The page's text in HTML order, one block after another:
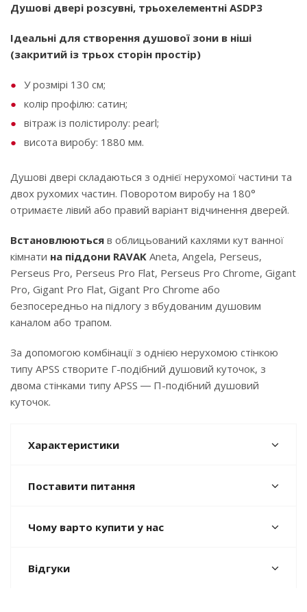
Душові двері розсувні, трьохелементні ASDP3
Ідеальні для створення душової зони в ніші
(закритий із трьох сторін простір)
У розмірі 130 см;
колір профілю: сатин;
вітраж із полістиролу: pearl;
висота виробу: 1880 мм.
Душові двері складаються з однієї нерухомої частини та
двох рухомих частин. Поворотом виробу на 180°
отримаєте лівий або правий варіант відчинення дверей.
Встановлюються в облицьований кахлями кут ванної
кімнати на піддони RAVAK Aneta, Angela, Perseus,
Perseus Pro, Perseus Pro Flat, Perseus Pro Chrome, Gigant
Pro, Gigant Pro Flat, Gigant Pro Chrome або
безпосередньо на підлогу з вбудованим душовим
каналом або трапом.
За допомогою комбінації з однією нерухомою стінкою
типу APSS створите Г-подібний душовий куточок, з
двома стінками типу APSS ― П-подібний душовий
куточок.
Характеристики
Поставити питання
Чому варто купити у нас
Відгуки